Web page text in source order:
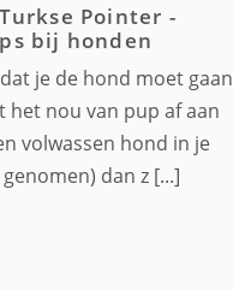
Pointer -
bij honden
je de hond moet gaan
het nou van pup af aan
volwassen hond in je
dan z [...]